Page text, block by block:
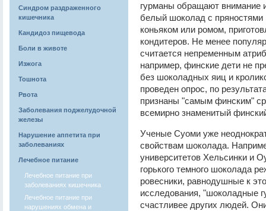
Синдром раздраженного
кишечника
Кандидоз пищевода
Боли в животе
Изжога
Тошнота
Рвота
Заболевания поджелудочной
железы
Нарушение аппетита при
заболеваниях
Лечебное питание
Лечебное питание при
заболеваниях кишечника
Лечебное питание при
нарушениях обмена и
гурманы обращают внимание
белый шоколад с пряностями
коньяком или ромом,
кондитеров. Не менее
считается непременным
например, финские дети не
без шоколадных яиц и
проведен опрос, по
признаны "самым финским"
всемирно знаменитый
Ученые Суоми уже
свойствам шоколада.
университетов Хельсинки и
горького темного шоколада
ровесники, равнодушные к
исследования, "шоколадные
счастливее других людей.